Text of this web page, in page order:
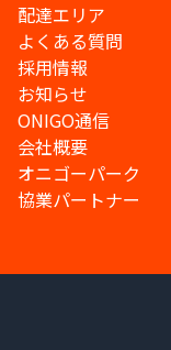
配達エリア
よくある質問
採用情報
お知らせ
ONIGO通信
会社概要
オニゴーパーク
協業パートナー